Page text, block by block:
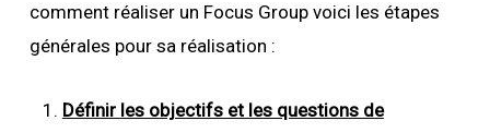
comment réaliser un Focus Group voici les étapes
générales pour sa réalisation :
Définir les objectifs et les questions de